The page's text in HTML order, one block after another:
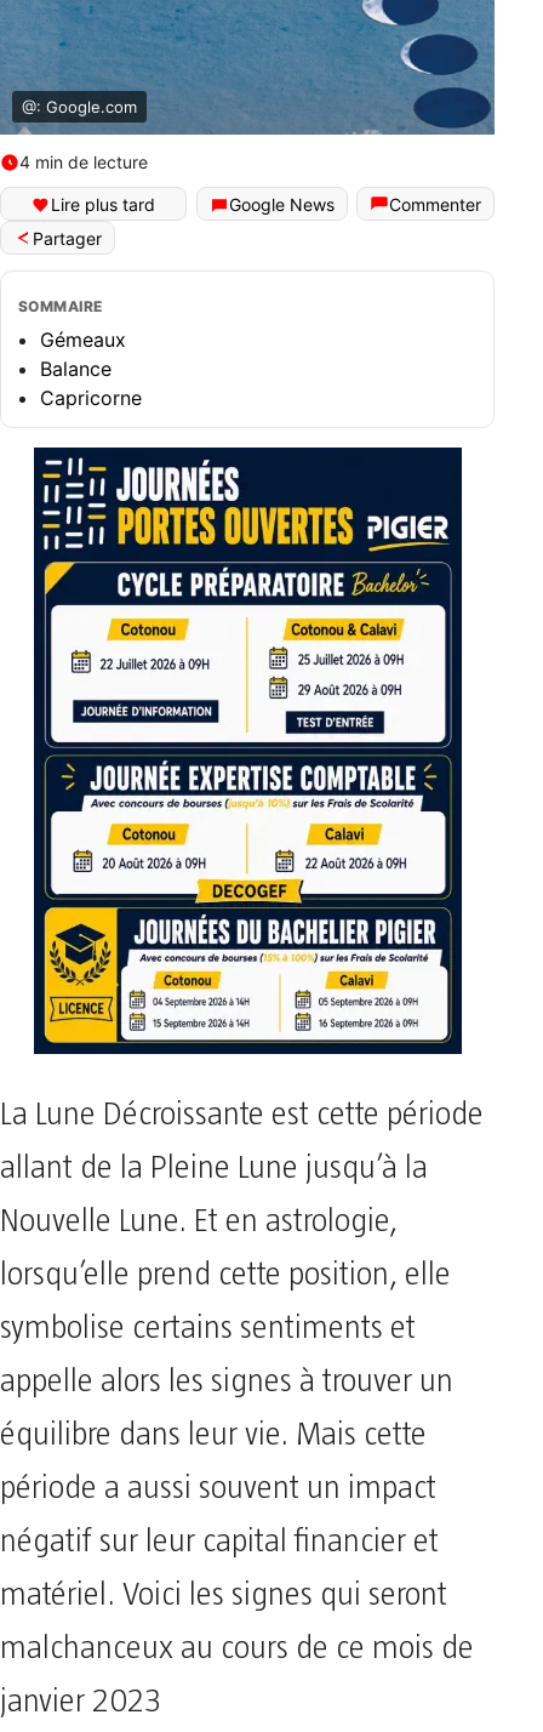
@: Google.com
4 min de lecture
Lire plus tard Google News
Commenter
Partager
SOMMAIRE
Gémeaux
Balance
Capricorne
La Lune Décroissante est cette période
allant de la Pleine Lune jusqu’à la
Nouvelle Lune. Et en astrologie,
lorsqu’elle prend cette position, elle
symbolise certains sentiments et
appelle alors les signes à trouver un
équilibre dans leur vie. Mais cette
période a aussi souvent un impact
négatif sur leur capital financier et
matériel. Voici les signes qui seront
malchanceux au cours de ce mois de
janvier 2023